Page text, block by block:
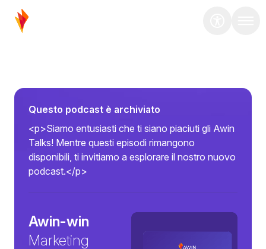
Questo podcast è archiviato
<p>Siamo entusiasti che ti siano piaciuti gli Awin
Talks! Mentre questi episodi rimangono
disponibili, ti invitiamo a esplorare il nostro nuovo
podcast.</p>
Awin-win
Marketing